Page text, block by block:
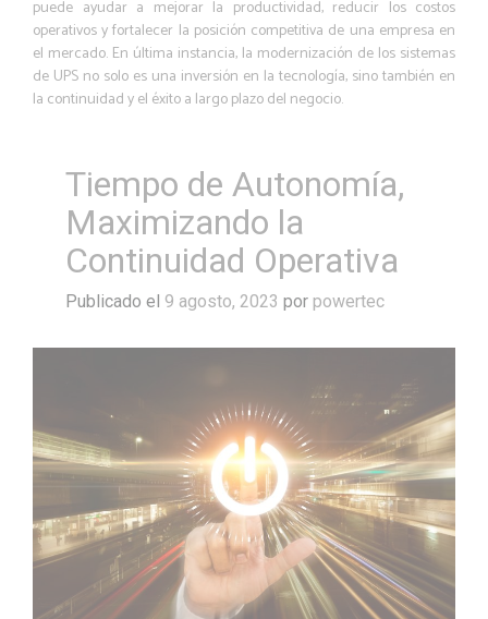
puede ayudar a mejorar la productividad, reducir los costos
operativos y fortalecer la posición competitiva de una empresa en
el mercado. En última instancia, la modernización de los sistemas
de UPS no solo es una inversión en la tecnología, sino también en
la continuidad y el éxito a largo plazo del negocio.
Tiempo de Autonomía,
Maximizando la
Continuidad Operativa
Publicado el 9 agosto, 2023 por powertec